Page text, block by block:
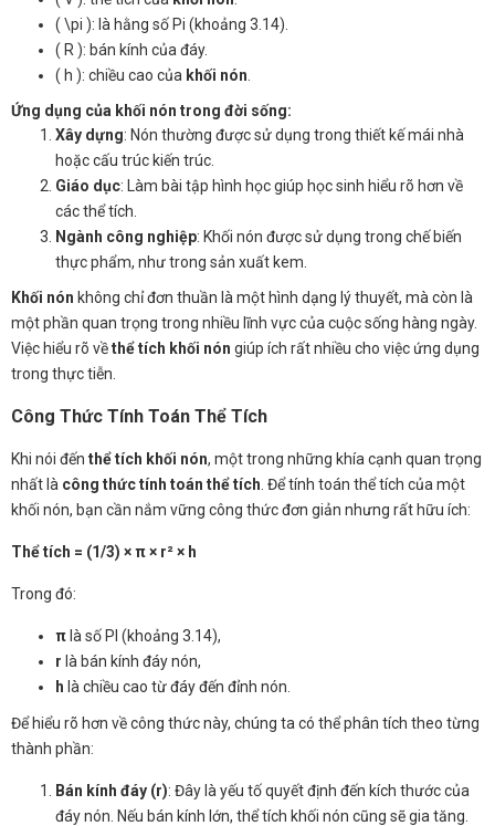
( \pi ): là hằng số Pi (khoảng 3.14).
( R ): bán kính của đáy.
( h ): chiều cao của khối nón
Ứng dụng của khối nón trong đời sống:
Xây dựng: Nón thường được sử dụng trong thiết kế mái nhà
hoặc cấu trúc kiến trúc.
Giáo dục: Làm bài tập hình học giúp học sinh hiểu rõ hơn về
các thể tích.
Ngành công nghiệp: Khối nón được sử dụng trong chế biến
thực phẩm, như trong sản xuất kem.
Khối nón không chỉ đơn thuần là một hình dạng lý thuyết, mà còn là
một phần quan trọng trong nhiều lĩnh vực của cuộc sống hàng ngày.
Việc hiểu rõ vềthể tích khối nón giúp ích rất nhiều cho việc ứng dụng
trong thực tiễn.
Công Thức Tính Toán Thể Tích
Khi nói đến thể tích khối nón, một trong những khía cạnh quan trọng
nhất là công thức tính toán thể tích . Để tính toán thể tích của một
khối nón, bạn cần nắm vững công thức đơn giản nhưng rất hữu ích:
Thể tích = (1/3) × π × r² × h
Trong đó:
π là số PI (khoảng 3.14),
r là bán kính đáy nón,
h là chiều cao từ đáy đến đỉnh nón.
Để hiểu rõ hơn về công thức này, chúng ta có thể phân tích theo từng
thành phần:
Bán kính đáy (r): Đây là yếu tố quyết định đến kích thước của
đáy nón. Nếu bán kính lớn, thể tích khối nón cũng sẽ gia tăng.